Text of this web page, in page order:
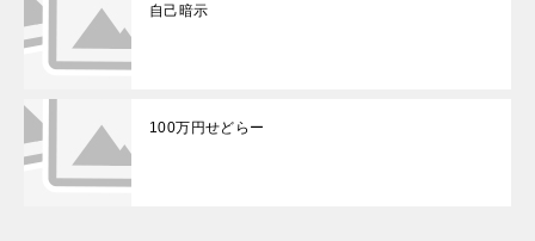
自己暗示
100万円せどらー